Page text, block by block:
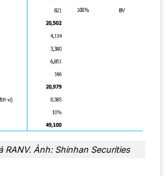
RANV. Ảnh: Shinhan Securities